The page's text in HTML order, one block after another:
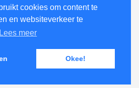
cookies om content te
en websiteverkeer te
Lees meer
Okee!
Nederlands|
of Rgbstock
Rgbstock